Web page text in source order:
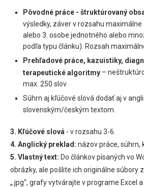
Pôvodné práce - štruktúrovaný
výsledky, záver v rozsahu maximálne
alebo 3. osobe jednotného alebo
podľa typu článku). Rozsah
Prehľadové práce, kazuistiky,
terapeutické algoritmy –
max. 250 slov.
Súhrn aj kľúčové slová dodať aj v
slovenským/českým textom.
3. Kľúčové slová - v rozsahu 3-6.
4. Anglický preklad: názov práce, súhrn,
5. Vlastný text: Do článkov písaných vo
obrázky, ale pošlite ich originálne súbory
„.jpg“, grafy vytvárajte v programe Excel